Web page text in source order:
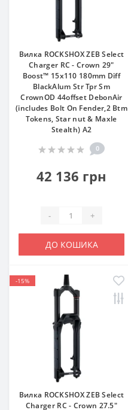
Вилка ROCKSHOX ZEB Select
Charger RC - Crown 29"
Boost™ 15x110 180mm Diff
BlackAlum Str Tpr Sm
CrownOD 44offset DebonAir
(includes Bolt On Fender,2 Btm
Tokens, Star nut & Maxle
Stealth) A2
0
42 136 грн
- +
ДО КОШИКА
-15%
Вилка ROCKSHOX ZEB Select
Charger RC - Crown 27.5"